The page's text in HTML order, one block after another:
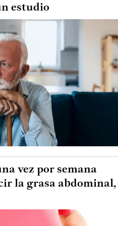
estudio
vez por semana
la grasa abdominal,